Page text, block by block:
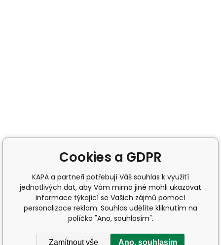
Cookies a GDPR
KAPA a partneři potřebují Váš souhlas k využití
jednotlivých dat, aby Vám mimo jiné mohli ukazovat
informace týkající se Vašich zájmů pomocí
personalizace reklam. Souhlas udělíte kliknutím na
políčko "Ano, souhlasím".
Zamítnout vše Ano, souhlasím